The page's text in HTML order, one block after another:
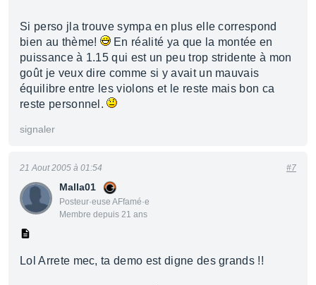
Si perso jla trouve sympa en plus elle correspond
bien au thème!
En réalité ya que la montée en
puissance à 1.15 qui est un peu trop stridente à mon
goût je veux dire comme si y avait un mauvais
équilibre entre les violons et le reste mais bon ca
reste personnel.
signaler
Malla01
Posteur·euse AFfamé·e
Membre depuis 21 ans
21 Aout 2005 à 01:54 #7
Lol Arrete mec, ta demo est digne des grands !!